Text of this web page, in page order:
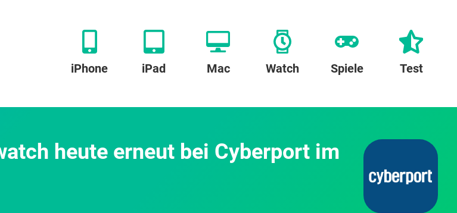
iPhone iPad Mac Watch Spiele Test
heute erneut bei Cyberport im